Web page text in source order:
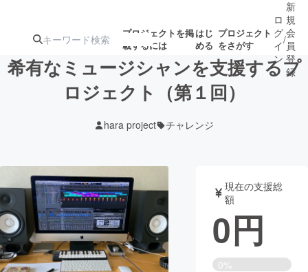
プロジェクトを掲
載するには
はじ
める
プロジェクト
をさがす
ジェクト
ロジェクト
アート・写真 音楽
テクノロジー・ガジェット ゲーム・サ
映像・映画 書籍・雑誌
ロ
グ
イ
ン
/
新
規
会
員
登
録
希有なミュージシャンを支援するプ
ロジェクト（第１回）
hara project チャレンジ
現在の支援総
額
0円
0%